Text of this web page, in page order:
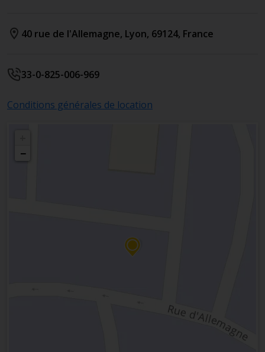
40 rue de l'Allemagne, Lyon, 69124, France
33-0-825-006-969
Conditions générales de location
−